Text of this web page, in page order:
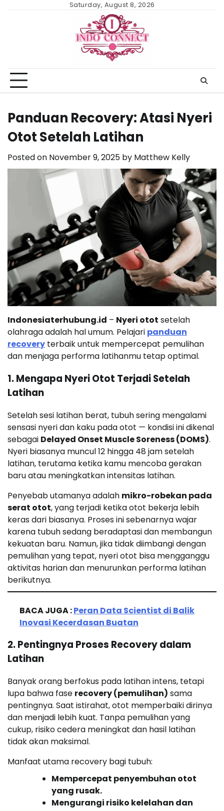
Saturday, August 8, 2026
Panduan Recovery: Atasi Nyeri
Otot Setelah Latihan
Posted on November 9, 2025 by Matthew Kelly
Indonesiaterhubung.id – Nyeri otot setelah
olahraga adalah hal umum. Pelajari panduan
recovery terbaik untuk mempercepat pemulihan
dan menjaga performa latihanmu tetap optimal.
1. Mengapa Nyeri Otot Terjadi Setelah
Latihan
Setelah sesi latihan berat, tubuh sering mengalami
sensasi nyeri dan kaku pada otot — kondisi ini dikenal
sebagai Delayed Onset Muscle Soreness (DOMS).
Nyeri biasanya muncul 12 hingga 48 jam setelah
latihan, terutama ketika kamu mencoba gerakan
baru atau meningkatkan intensitas latihan.
Penyebab utamanya adalah mikro-robekan pada
serat otot, yang terjadi ketika otot bekerja lebih
keras dari biasanya. Proses ini sebenarnya wajar
karena tubuh sedang beradaptasi dan membangun
kekuatan baru. Namun, jika tidak diimbangi dengan
pemulihan yang tepat, nyeri otot bisa mengganggu
aktivitas harian dan menurunkan performa latihan
berikutnya.
BACA JUGA :Peran Data Scientist di Balik
Inovasi Kecerdasan Buatan
2. Pentingnya Proses Recovery dalam
Latihan
Banyak orang berfokus pada latihan intens, tetapi
lupa bahwa fase recovery (pemulihan) sama
pentingnya. Saat istirahat, otot memperbaiki dirinya
dan menjadi lebih kuat. Tanpa pemulihan yang
cukup, risiko cedera meningkat dan hasil latihan
tidak akan maksimal.
Manfaat utama recovery bagi tubuh:
Mempercepat penyembuhan otot
yang rusak.
Mengurangi risiko kelelahan dan